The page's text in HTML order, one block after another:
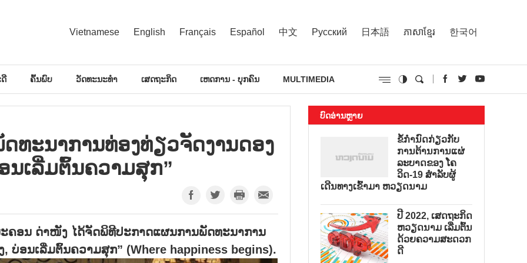
Vietnamese English Français Español 中文 Русский 日本語 ភាសាខ្មែរ 한국어
ຄົ້ນພົບ ວັດທະນະທຳ ເສດຖະກິດ ເຫດການ - ບຸກຄົນ MULTIMEDIA
ທະ​ນາ​ການ​ທ່ອງ​ທ່ຽວ​ຈັດ​ງານດອງ
ນ​ເລີ່ມ​ຕົ້ນ​ຄວາມ​ສຸກ”
ຄອນ ດ່າໜັງ ໄດ້ຈັດພິທີປະກາດແຜນການພັດທະນາການ
ບ່ອນເລີ່ມຕົ້ນຄວາມສຸກ” (Where happiness begins).
ບົດອ່ານຫຼາຍ
ຂໍ້ກຳນົດກ່ຽວກັບ
ການຕ້ານການແຜ່
ລະບາດຂອງ ໂຄ
ວິດ-19 ສຳລັບຜູ້
ເດີນທາງເຂົ້າມາ ຫວຽດນາມ
ປີ 2022, ເສດຖະກິດ
ຫວຽດນາມ ເລີ່ມຕົ້ນ
ດ້ວຍຄວາມສະດວກ
ດີ